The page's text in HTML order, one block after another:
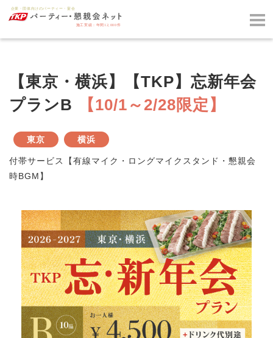
【東京・横浜】【TKP】忘新年会
プランB
【10/1～2/28限定】
東京 横浜
付帯サービス【有線マイク・ロングマイクスタンド・懇親会
時BGM】